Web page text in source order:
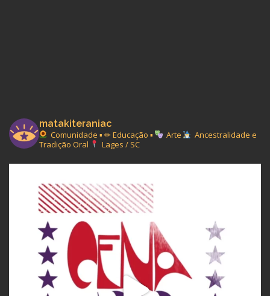
matakiteraniac
Comunidade ▪︎ ✏ Educação ▪︎ Arte
Ancestralidade e
Tradição Oral
Lages / SC